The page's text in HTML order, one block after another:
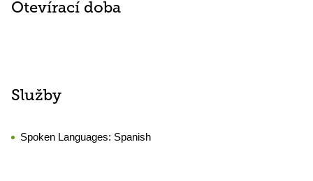
Otevírací doba
Služby
Spoken Languages: Spanish